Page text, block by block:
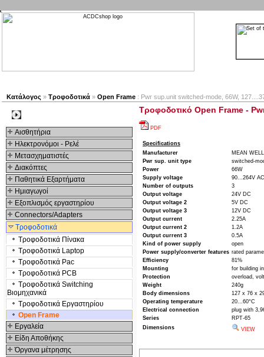
Κατάλογος » Τροφοδοτικά » Open Frame : Pwr sup.unit switched-mode, 66W,
Αισθητήρια
Ηλεκτρονόμοι - Ρελέ
Μετασχηματιστές
Διακόπτες
Παθητικά Εξαρτήματα
Hμιαγωγοί
Εξοπλισμός εργαστηρίου
Connectors/Adapters
Τροφοδοτικά
Τροφοδοτικά Πίνακα
Τροφοδοτικά Laptop
Τροφοδοτικά Pac
Τροφοδοτικά PCB
Τροφοδοτικά Switching
Βιομηχανικά
Τροφοδοτικά Εργαστηρίου
Open Frame
Εργαλεία
Είδη Αποθήκης
Όργανα μέτρησης
Τροφοδοτικό Open Frame -
PDF
Specifications
Manufacturer
MEAN WELL
Pwr sup. unit type
switched-
Power
66W
Supply voltage
90...264V
Number of outputs
3
Output voltage
24V DC
Output voltage 2
5V DC
Output voltage 3
12V DC
Output current
2.25A
Output current 2
1.2A
Output current 3
0.5A
Kind of power supply
open
Power supply/converter features rated
Efficiency
81%
Mounting
for building in
Protection
overload,
Weight
240g
Body dimensions
127 x 76 x
Operating temperature
20...60°C
Electrical connection
plug with
Series
RPT-65
Dimensions
VIEW